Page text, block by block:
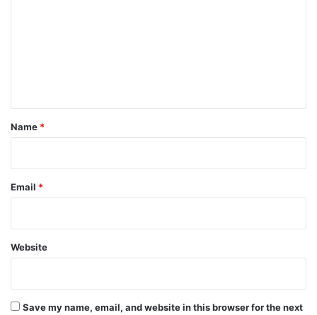
*
Name *
Email *
Website
Save my name, email, and website in this browser for the next